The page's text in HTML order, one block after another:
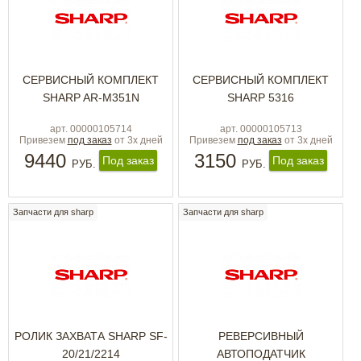
СЕРВИСНЫЙ КОМПЛЕКТ
SHARP AR-M351N
арт. 00000105714
Привезем под заказ от 3х дней
9440 РУБ. Под заказ
СЕРВИСНЫЙ КОМПЛЕКТ
SHARP 5316
арт. 00000105713
Привезем под заказ от 3х дней
3150 РУБ. Под заказ
Запчасти для sharp
РОЛИК ЗАХВАТА SHARP SF-
20/21/2214
Запчасти для sharp
РЕВЕРСИВНЫЙ
АВТОПОДАТЧИК